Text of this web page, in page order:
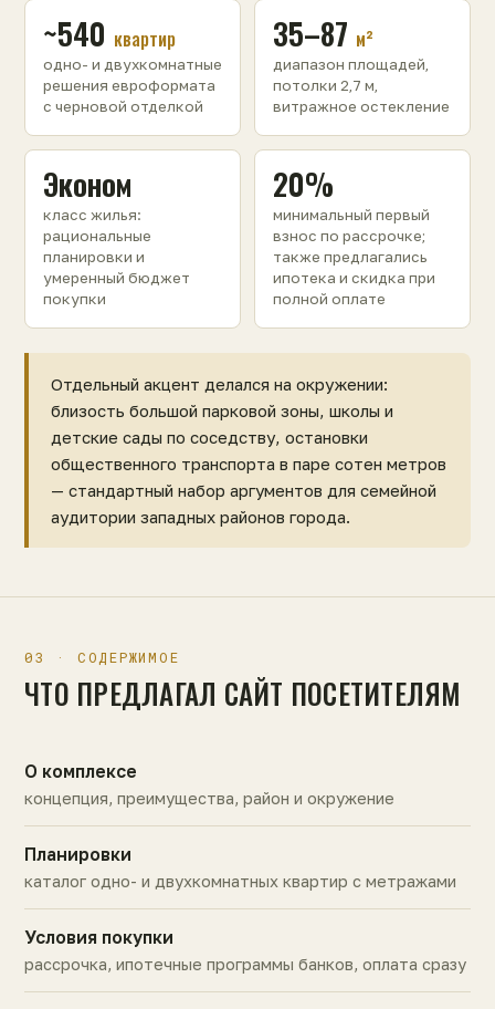
~540 квартир
одно- и двухкомнатные
решения евроформата
с черновой отделкой
35–87 м²
диапазон площадей,
потолки 2,7 м,
витражное остекление
Эконом
класс жилья:
рациональные
планировки и
умеренный бюджет
покупки
20%
минимальный первый
взнос по рассрочке;
также предлагались
ипотека и скидка при
полной оплате
Отдельный акцент делался на окружении:
близость большой парковой зоны, школы и
детские сады по соседству, остановки
общественного транспорта в паре сотен метров
— стандартный набор аргументов для семейной
аудитории западных районов города.
03 · СОДЕРЖИМОЕ
ЧТО ПРЕДЛАГАЛ САЙТ ПОСЕТИТЕЛЯМ
О комплексе
концепция, преимущества, район и окружение
Планировки
каталог одно- и двухкомнатных квартир с метражами
Условия покупки
рассрочка, ипотечные программы банков, оплата сразу